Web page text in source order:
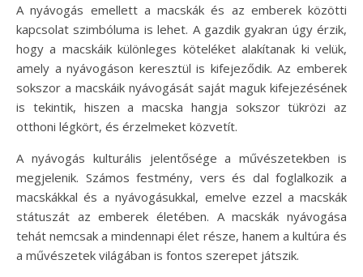
A nyávogás emellett a macskák és az emberek közötti
kapcsolat szimbóluma is lehet. A gazdik gyakran úgy érzik,
hogy a macskáik különleges köteléket alakítanak ki velük,
amely a nyávogáson keresztül is kifejeződik. Az emberek
sokszor a macskáik nyávogását saját maguk kifejezésének
is tekintik, hiszen a macska hangja sokszor tükrözi az
otthoni légkört, és érzelmeket közvetít.
A nyávogás kulturális jelentősége a művészetekben is
megjelenik. Számos festmény, vers és dal foglalkozik a
macskákkal és a nyávogásukkal, emelve ezzel a macskák
státuszát az emberek életében. A macskák nyávogása
tehát nemcsak a mindennapi élet része, hanem a kultúra és
a művészetek világában is fontos szerepet játszik.